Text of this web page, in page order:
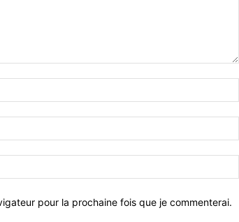
pour la prochaine fois que je commenterai.